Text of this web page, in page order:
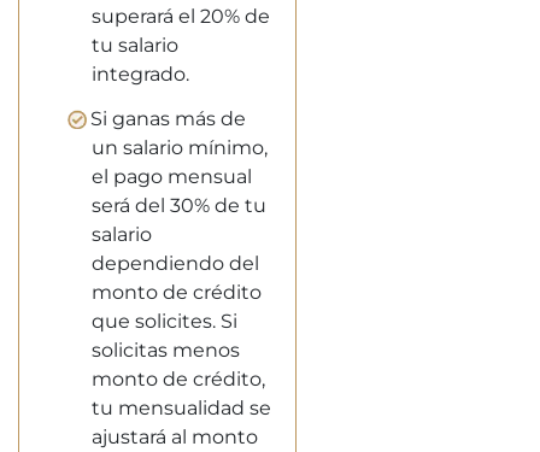
superará el 20% de
tu salario
integrado.
Si ganas más de
un salario mínimo,
el pago mensual
será del 30% de tu
salario
dependiendo del
monto de crédito
que solicites. Si
solicitas menos
monto de crédito,
tu mensualidad se
ajustará al monto